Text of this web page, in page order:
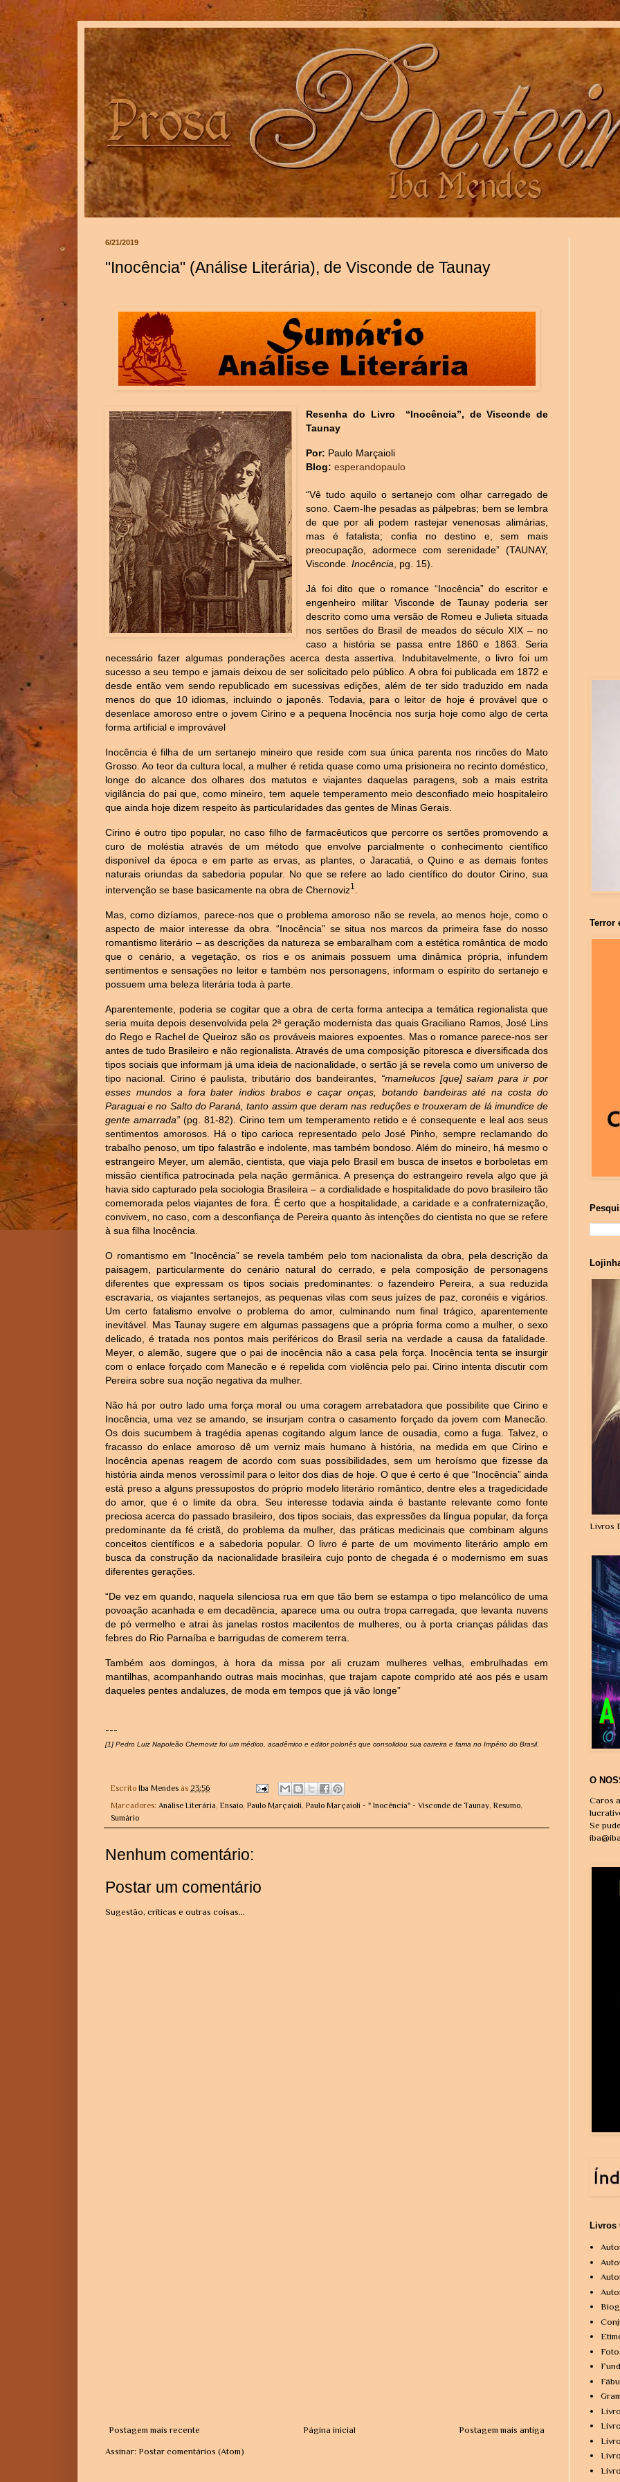
6/21/2019
"Inocência" (Análise Literária), de Visconde de Taunay
Resenha do Livro
“Inocência”, de Visconde de
Taunay
Por: Paulo Marçaioli
Blog:esperandopaulo
“Vê tudo aquilo o sertanejo com olhar carregado de
sono. Caem-lhe pesadas as pálpebras; bem se lembra
de que por ali podem rastejar venenosas alimárias,
mas é fatalista; confia no destino e, sem mais
preocupação, adormece com serenidade” (TAUNAY,
Visconde.Inocência , pg. 15).
Já foi dito que o romance “Inocência” do escritor e
engenheiro militar Visconde de Taunay poderia ser
descrito como uma versão de Romeu e Julieta situada
nos sertões do Brasil de meados do século XIX – no
caso a história se passa entre 1860 e 1863. Seria
necessário fazer algumas ponderações acerca desta assertiva. Indubitavelmente, o livro foi um
sucesso a seu tempo e jamais deixou de ser solicitado pelo público. A obra foi publicada em 1872 e
desde então vem sendo republicado em sucessivas edições, além de ter sido traduzido em nada
menos do que 10 idiomas, incluindo o japonês. Todavia, para o leitor de hoje é provável que o
desenlace amoroso entre o jovem Cirino e a pequena Inocência nos surja hoje como algo de certa
forma artificial e improvável
Inocência é filha de um sertanejo mineiro que reside com sua única parenta nos rincões do Mato
Grosso. Ao teor da cultura local, a mulher é retida quase como uma prisioneira no recinto doméstico,
longe do alcance dos olhares dos matutos e viajantes daquelas paragens, sob a mais estrita
vigilância do pai que, como mineiro, tem aquele temperamento meio desconfiado meio hospitaleiro
que ainda hoje dizem respeito às particularidades das gentes de Minas Gerais.
Cirino é outro tipo popular, no caso filho de farmacêuticos que percorre os sertões promovendo a
curo de moléstia através de um método que envolve parcialmente o conhecimento científico
disponível da época e em parte as ervas, as plantes, o Jaracatiá, o Quino e as demais fontes
naturais oriundas da sabedoria popular. No que se refere ao lado científico do doutor Cirino, sua
intervenção se base basicamente na obra de Chernoviz1
Mas, como dizíamos, parece-nos que o problema amoroso não se revela, ao menos hoje, como o
aspecto de maior interesse da obra. “Inocência” se situa nos marcos da primeira fase do nosso
romantismo literário – as descrições da natureza se embaralham com a estética romântica de modo
que o cenário, a vegetação, os rios e os animais possuem uma dinâmica própria, infundem
sentimentos e sensações no leitor e também nos personagens, informam o espírito do sertanejo e
possuem uma beleza literária toda à parte.
Aparentemente, poderia se cogitar que a obra de certa forma antecipa a temática regionalista que
seria muita depois desenvolvida pela 2ª geração modernista das quais Graciliano Ramos, José Lins
do Rego e Rachel de Queiroz são os prováveis maiores expoentes. Mas o romance parece-nos ser
antes de tudo Brasileiro e não regionalista. Através de uma composição pitoresca e diversificada dos
tipos sociais que informam já uma ideia de nacionalidade, o sertão já se revela como um universo de
tipo nacional. Cirino é paulista, tributário dos bandeirantes, “mamelucos [que] saíam para ir por
esses mundos a fora bater índios brabos e caçar onças, botando bandeiras até na costa do
Paraguai e no Salto do Paraná, tanto assim que deram nas reduções e trouxeram de lá imundice de
gente amarrada” (pg. 81-82). Cirino tem um temperamento retido e é consequente e leal aos seus
sentimentos amorosos. Há o tipo carioca representado pelo José Pinho, sempre reclamando do
trabalho penoso, um tipo falastrão e indolente, mas também bondoso. Além do mineiro, há mesmo o
estrangeiro Meyer, um alemão, cientista, que viaja pelo Brasil em busca de insetos e borboletas em
missão científica patrocinada pela nação germânica. A presença do estrangeiro revela algo que já
havia sido capturado pela sociologia Brasileira – a cordialidade e hospitalidade do povo brasileiro tão
comemorada pelos viajantes de fora. É certo que a hospitalidade, a caridade e a confraternização,
convivem, no caso, com a desconfiança de Pereira quanto às intenções do cientista no que se refere
à sua filha Inocência.
O romantismo em “Inocência” se revela também pelo tom nacionalista da obra, pela descrição da
paisagem, particularmente do cenário natural do cerrado, e pela composição de personagens
diferentes que expressam os tipos sociais predominantes: o fazendeiro Pereira, a sua reduzida
escravaria, os viajantes sertanejos, as pequenas vilas com seus juízes de paz, coronéis e vigários.
Um certo fatalismo envolve o problema do amor, culminando num final trágico, aparentemente
inevitável. Mas Taunay sugere em algumas passagens que a própria forma como a mulher, o sexo
delicado, é tratada nos pontos mais periféricos do Brasil seria na verdade a causa da fatalidade.
Meyer, o alemão, sugere que o pai de inocência não a casa pela força. Inocência tenta se insurgir
com o enlace forçado com Manecão e é repelida com violência pelo pai. Cirino intenta discutir com
Pereira sobre sua noção negativa da mulher.
Não há por outro lado uma força moral ou uma coragem arrebatadora que possibilite que Cirino e
Inocência, uma vez se amando, se insurjam contra o casamento forçado da jovem com Manecão.
Os dois sucumbem à tragédia apenas cogitando algum lance de ousadia, como a fuga. Talvez, o
fracasso do enlace amoroso dê um verniz mais humano à história, na medida em que Cirino e
Inocência apenas reagem de acordo com suas possibilidades, sem um heroísmo que fizesse da
história ainda menos verossímil para o leitor dos dias de hoje. O que é certo é que “Inocência” ainda
está preso a alguns pressupostos do próprio modelo literário romântico, dentre eles a tragedicidade
do amor, que é o limite da obra. Seu interesse todavia ainda é bastante relevante como fonte
preciosa acerca do passado brasileiro, dos tipos sociais, das expressões da língua popular, da força
predominante da fé cristã, do problema da mulher, das práticas medicinais que combinam alguns
conceitos científicos e a sabedoria popular. O livro é parte de um movimento literário amplo em
busca da construção da nacionalidade brasileira cujo ponto de chegada é o modernismo em suas
diferentes gerações.
“De vez em quando, naquela silenciosa rua em que tão bem se estampa o tipo melancólico de uma
povoação acanhada e em decadência, aparece uma ou outra tropa carregada, que levanta nuvens
de pó vermelho e atrai às janelas rostos macilentos de mulheres, ou à porta crianças pálidas das
febres do Rio Parnaíba e barrigudas de comerem terra.
Também aos domingos, à hora da missa por ali cruzam mulheres velhas, embrulhadas em
mantilhas, acompanhando outras mais mocinhas, que trajam capote comprido até aos pés e usam
daqueles pentes andaluzes, de moda em tempos que já vão longe”
---
[1] Pedro Luiz Napoleão Chernoviz foi um médico, acadêmico e editor polonês que consolidou sua carreira e fama no Império do Brasil.
Escrito Iba Mendes às 23:56
Marcadores: Análise Literária, Ensaio, Paulo Marçaioli, Paulo Marçaioli - " Inocência" - Visconde de Taunay, Resumo,
Sumário
Nenhum comentário:
Postar um comentário
Sugestão, críticas e outras coisas...
Postagem mais recente Postagem mais antiga
Página inicial
Assinar: Postar comentários (Atom)
Terror
Livros
O
Caros
Se
Livros